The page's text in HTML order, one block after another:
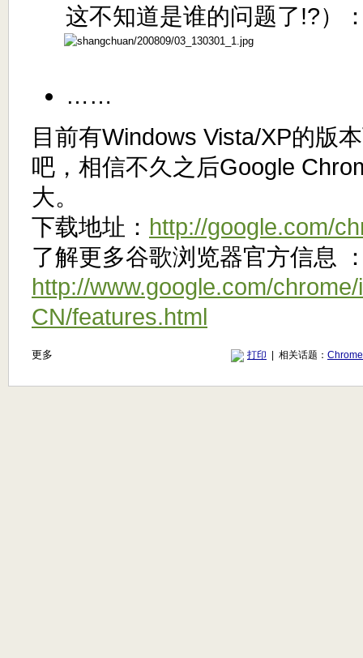
这不知道是谁的问题了!?）
……
目前有Windows Vista/XP的版
吧，相信不久之后Google
大。
下载地址： http://google.com/
了解更多谷歌浏览器官方信息
http://www.google.com/
CN/features.html
更多 打印 | 相关话题：